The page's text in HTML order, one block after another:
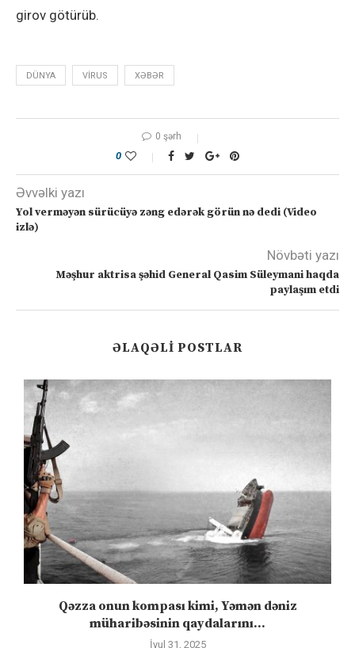
girov götürüb.
DÜNYA VIRUS XƏBƏR
0 şərh
0
Əvvəlki yazı
Yol verməyən sürücüyə zəng edərək görün nə dedi (Video
izlə)
Növbəti yazı
Məşhur aktrisa şəhid General Qasim Süleymani haqda
paylaşım etdi
ƏLAQƏLI POSTLAR
Qəzza onun kompası kimi, Yəmən dəniz
müharibəsinin qaydalarını...
İyul 31, 2025